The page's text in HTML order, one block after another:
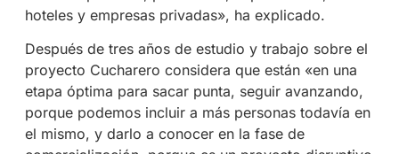
hoteles y empresas privadas», ha explicado.
Después de tres años de estudio y trabajo sobre el
proyecto Cucharero considera que están «en una
etapa óptima para sacar punta, seguir avanzando,
porque podemos incluir a más personas todavía en
el mismo, y darlo a conocer en la fase de